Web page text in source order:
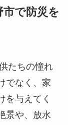
市で防災を
たちの憧れ
でなく、家
を与えてく
景や、放水